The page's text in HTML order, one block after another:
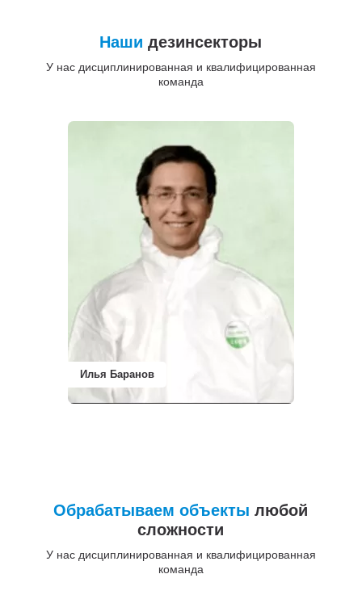
Наши дезинсекторы
У нас дисциплинированная и квалифицированная
команда
Илья Баранов
Обрабатываем объекты любой
сложности
У нас дисциплинированная и квалифицированная
команда